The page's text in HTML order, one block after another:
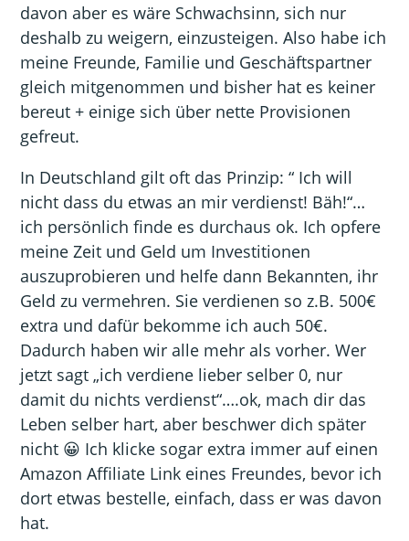
davon aber es wäre Schwachsinn, sich nur
deshalb zu weigern, einzusteigen. Also habe ich
meine Freunde, Familie und Geschäftspartner
gleich mitgenommen und bisher hat es keiner
bereut + einige sich über nette Provisionen
gefreut.
In Deutschland gilt oft das Prinzip: “ Ich will
nicht dass du etwas an mir verdienst! Bäh!“…
ich persönlich finde es durchaus ok. Ich opfere
meine Zeit und Geld um Investitionen
auszuprobieren und helfe dann Bekannten, ihr
Geld zu vermehren. Sie verdienen so z.B. 500€
extra und dafür bekomme ich auch 50€.
Dadurch haben wir alle mehr als vorher. Wer
jetzt sagt „ich verdiene lieber selber 0, nur
damit du nichts verdienst“….ok, mach dir das
Leben selber hart, aber beschwer dich später
nicht 😀 Ich klicke sogar extra immer auf einen
Amazon Affiliate Link eines Freundes, bevor ich
dort etwas bestelle, einfach, dass er was davon
hat.